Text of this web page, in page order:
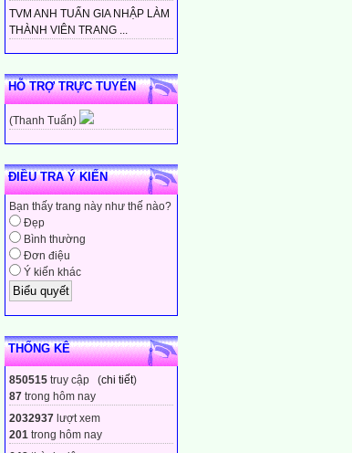
TVM ANH TUẤN GIA NHẬP LÀM
THÀNH VIÊN TRANG ...
HỖ TRỢ TRỰC TUYẾN
(Thanh Tuấn)
ĐIỀU TRA Ý KIẾN
Bạn thấy trang này như thế nào?
Đẹp
Bình thường
Đơn điệu
Ý kiến khác
THỐNG KÊ
850515 truy cập (chi tiết)
87 trong hôm nay
2032937 lượt xem
201 trong hôm nay